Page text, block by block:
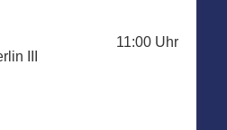
III
11:00 Uhr